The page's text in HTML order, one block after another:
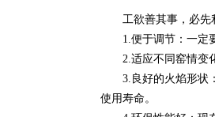
工欲善其事，必先利
1.便于调节：一定要
2.适应不同窑情变化
3.良好的火焰形状：
使用寿命。